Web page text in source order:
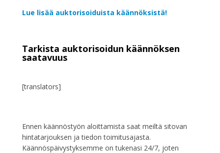
Lue lisää auktorisoiduista käännöksistä!
Tarkista auktorisoidun käännöksen
saatavuus
[translators]
Ennen käännöstyön aloittamista saat meiltä sitovan
hintatarjouksen ja tiedon toimitusajasta.
Käännöspäivystyksemme on tukenasi 24/7, joten